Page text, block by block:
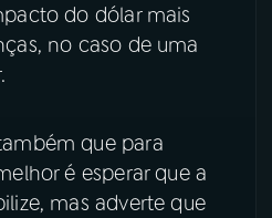
do dólar mais
no caso de uma
que para
é esperar que a
mas adverte que